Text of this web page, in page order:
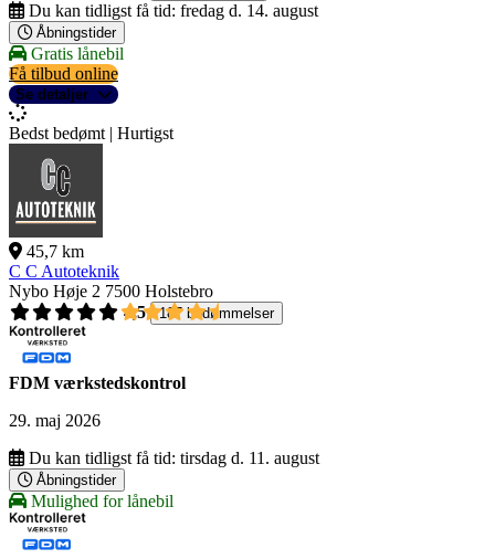
Du kan tidligst få tid: fredag d. 14. august
Åbningstider
Gratis lånebil
Få tilbud online
Se detaljer
Bedst bedømt | Hurtigst
45,7 km
C C Autoteknik
Nybo Høje 2 7500 Holstebro
4,5
187 bedømmelser
FDM værkstedskontrol
29. maj 2026
Du kan tidligst få tid: tirsdag d. 11. august
Åbningstider
Mulighed for lånebil